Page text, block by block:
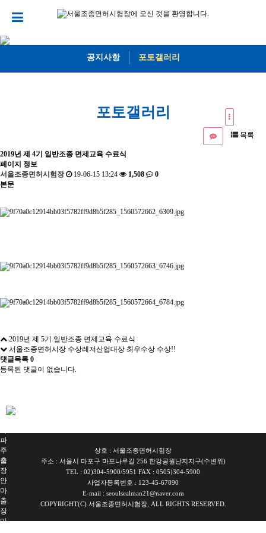
공지사항 포토갤러리
포토갤러리
목록
2019년 제 4기 일반조종 면제교육 수료식
페이지 정보
서울조종면허시험장
19-06-15 13:24 1,508
0
본문
2019년 제 5기 일반조종 면제교육 수료식
서울조종면허시장 수상레저산업대상 최우수상 수상!!
댓글목록 0
등록된 댓글이 없습니다.
파
주
출
장
안
마
출
장
마
상호 : 서울조종면허시험장
주소 : 서울시 마포구 마포나루길 256 한강공원난지지구(수변위)
TEL : 02)304-5900/5951 FAX : 0505)304-5900
사업자등록번호 : 123-45-67890
E-mail : seoulsealman21@naver.com
COPYRIGHT(C) 서울조종면허시험장, ALL RIGHTS RESERVED.